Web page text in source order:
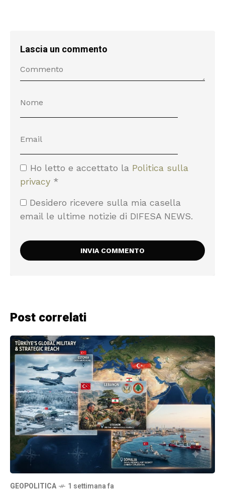
Lascia un commento
Ho letto e accettato la Politica sulla
privacy *
Desidero ricevere sulla mia casella
email le ultime notizie di DIFESA NEWS.
Post correlati
GEOPOLITICA 1 settimana fa